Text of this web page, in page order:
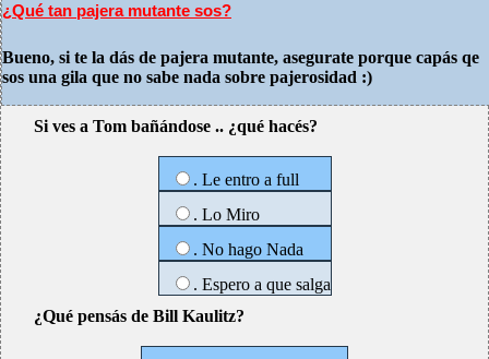
¿Qué tan pajera mutante sos?
Bueno, si te la dás de pajera mutante, asegurate porque capás qe
sos una gila que no sabe nada sobre pajerosidad :)
Si ves a Tom bañándose .. ¿qué hacés?
. Le entro a full
. Lo Miro
. No hago Nada
. Espero a que salga
¿Qué pensás de Bill Kaulitz?